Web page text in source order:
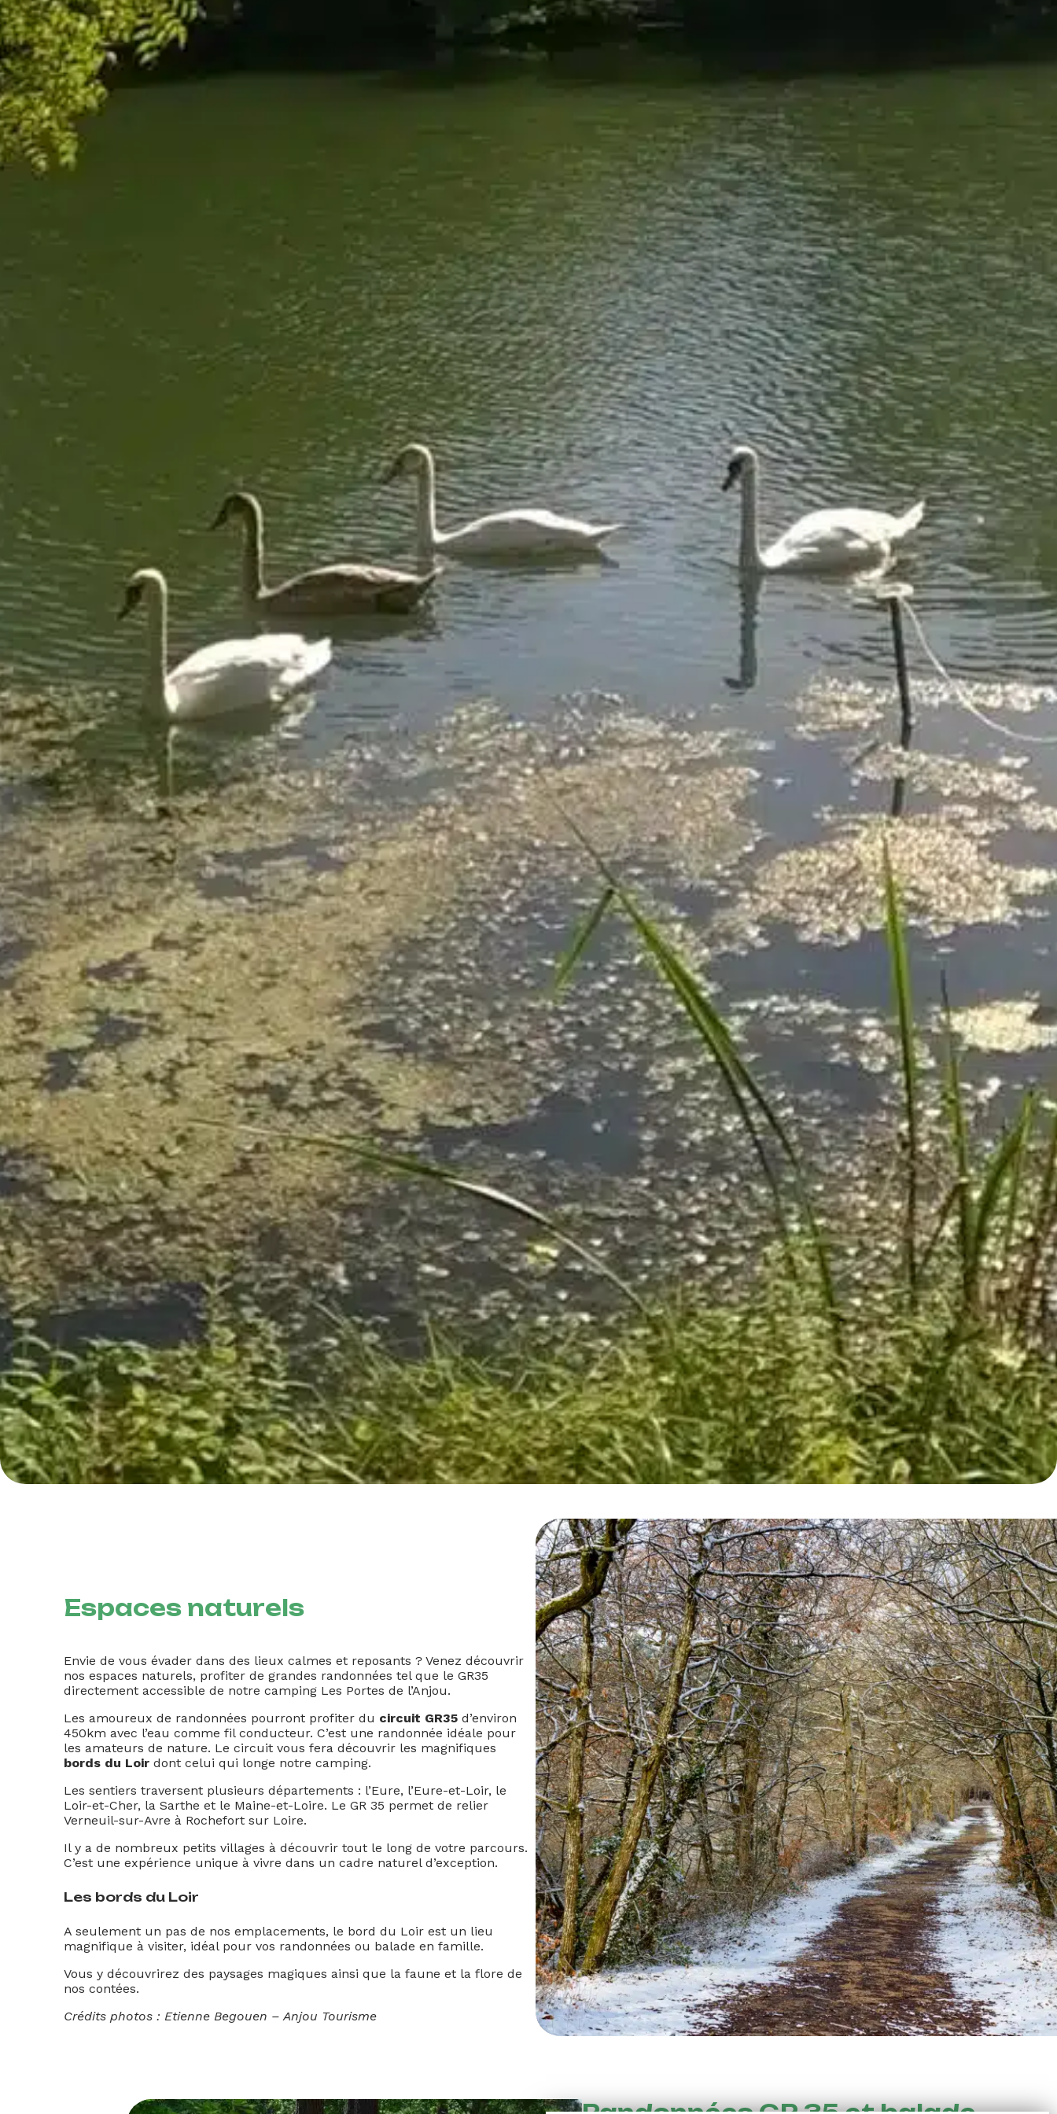
Espaces naturels
Envie de vous évader dans des lieux calmes et reposants ? Venez découvrir
nos espaces naturels, profiter de grandes randonnées tel que le GR35
directement accessible de notre camping Les Portes de l’Anjou.
Les amoureux de randonnées pourront profiter du circuit GR35d’environ
450km avec l’eau comme fil conducteur. C’est une randonnée idéale pour
les amateurs de nature. Le circuit vous fera découvrir les magnifiques
bords du Loirdont celui qui longe notre camping.
Les sentiers traversent plusieurs départements : l’Eure, l’Eure-et-Loir, le
Loir-et-Cher, la Sarthe et le Maine-et-Loire. Le GR 35 permet de relier
Verneuil-sur-Avre à Rochefort sur Loire.
Il y a de nombreux petits villages à découvrir tout le long de votre parcours.
C’est une expérience unique à vivre dans un cadre naturel d’exception.
Les bords du Loir
A seulement un pas de nos emplacements, le bord du Loir est un lieu
magnifique à visiter, idéal pour vos randonnées ou balade en famille.
Vous y découvrirez des paysages magiques ainsi que la faune et la flore de
nos contées.
Crédits photos : Etienne Begouen – Anjou Tourisme